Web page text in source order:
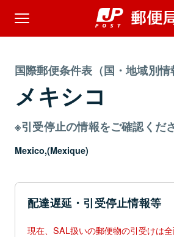
国際郵便条件表（国・地域別情
メキシコ
※引受停止の情報をご確認くださ
Mexico,(Mexique)
配達遅延・引受停止情報等
現在、SAL扱いの郵便物の引受けは